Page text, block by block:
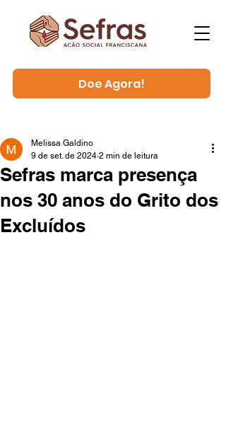
Doe Agora!
Sefras marca presença
nos 30 anos do Grito dos
Excluídos
Melissa Galdino
9 de set. de 2024 2 min de leitura